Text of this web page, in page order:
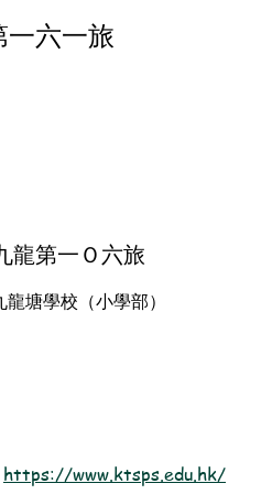
六一旅
龍第一Ｏ六旅
龍塘學校（小學部）
https://www.ktsps.edu.hk/